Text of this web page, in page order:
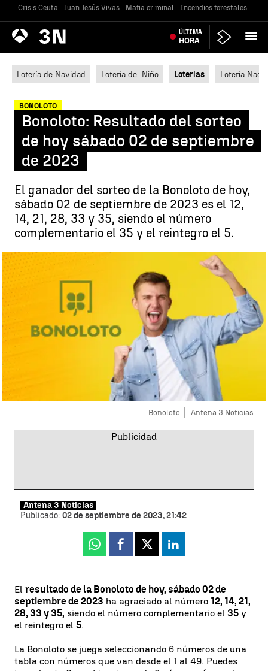
Crisis Ceuta Juan Jesús Vivas Mafia criminal Incendios forestales
Antena
3 Noticias ÚLTIMA
HORA
Lotería de Navidad Lotería del Niño Loterías Lotería
BONOLOTO
Bonoloto: Resultado del sorteo
de hoy sábado 02 de septiembre
de 2023
El ganador del sorteo de la Bonoloto de hoy,
sábado 02 de septiembre de 2023 es el 12,
14, 21, 28, 33 y 35, siendo el número
complementario el 35 y el reintegro el 5.
Bonoloto Antena 3 Noticias
Antena 3 Noticias
Publicado: 02 de septiembre de 2023, 21:42
Whatsapp
Facebook
X Linkedin
El resultado de la Bonoloto de hoy, sábado 02 de
septiembre de 2023 ha agraciado al número 12, 14, 21,
28, 33 y 35, siendo el número complementario el 35 y
el reintegro el 5.
La Bonoloto se juega seleccionando 6 números de una
tabla con números que van desde el 1 al 49. Puedes